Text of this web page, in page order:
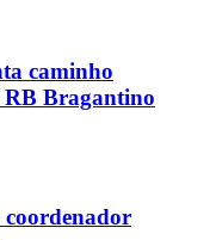
caminho
Bragantino